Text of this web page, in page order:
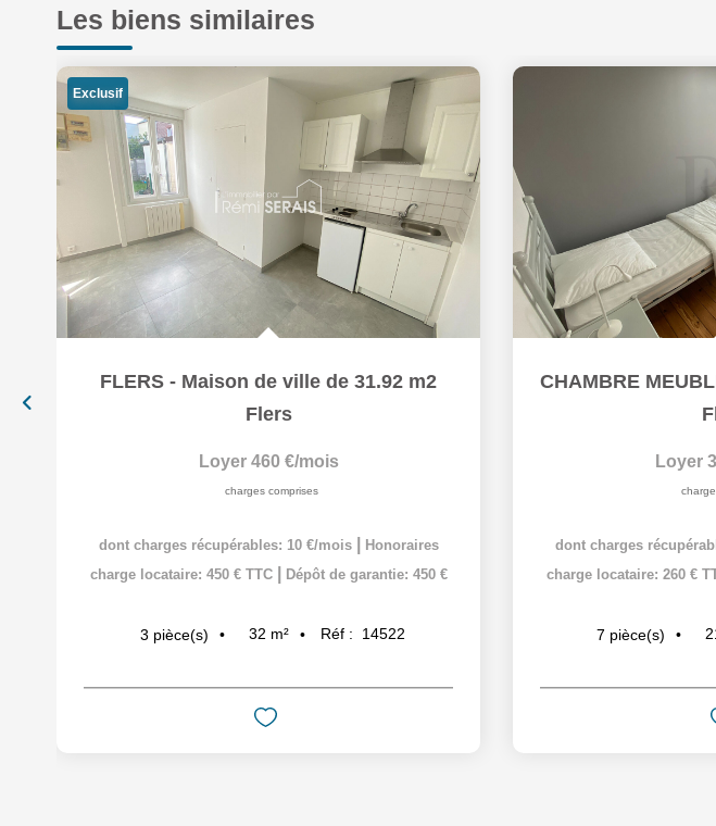
Les biens similaires
Exclusif
FLERS - Maison de ville de 31.92 m2
Flers
Loyer 460 €/mois
charges comprises
dont charges récupérables: 10 €/mois
Honoraires
charge locataire: 450 € TTC
Dépôt de garantie: 450 €
3 pièce(s) 32 m² Réf : 14522
CHAMBRE
Loyer
dont charges
charge locataire: 260 €
7 pièce(s)